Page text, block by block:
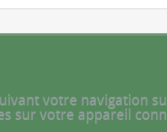
votre navigation
sur votre appareil